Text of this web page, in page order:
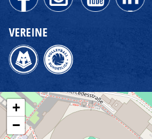
VEREINE
+
−